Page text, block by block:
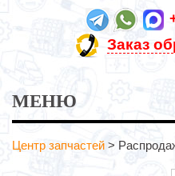
Заказ
МЕНЮ
Центр запчастей >